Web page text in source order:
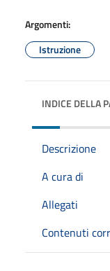
Argomenti:
Istruzione
INDICE DELLA
Descrizione
A cura di
Allegati
Contenuti